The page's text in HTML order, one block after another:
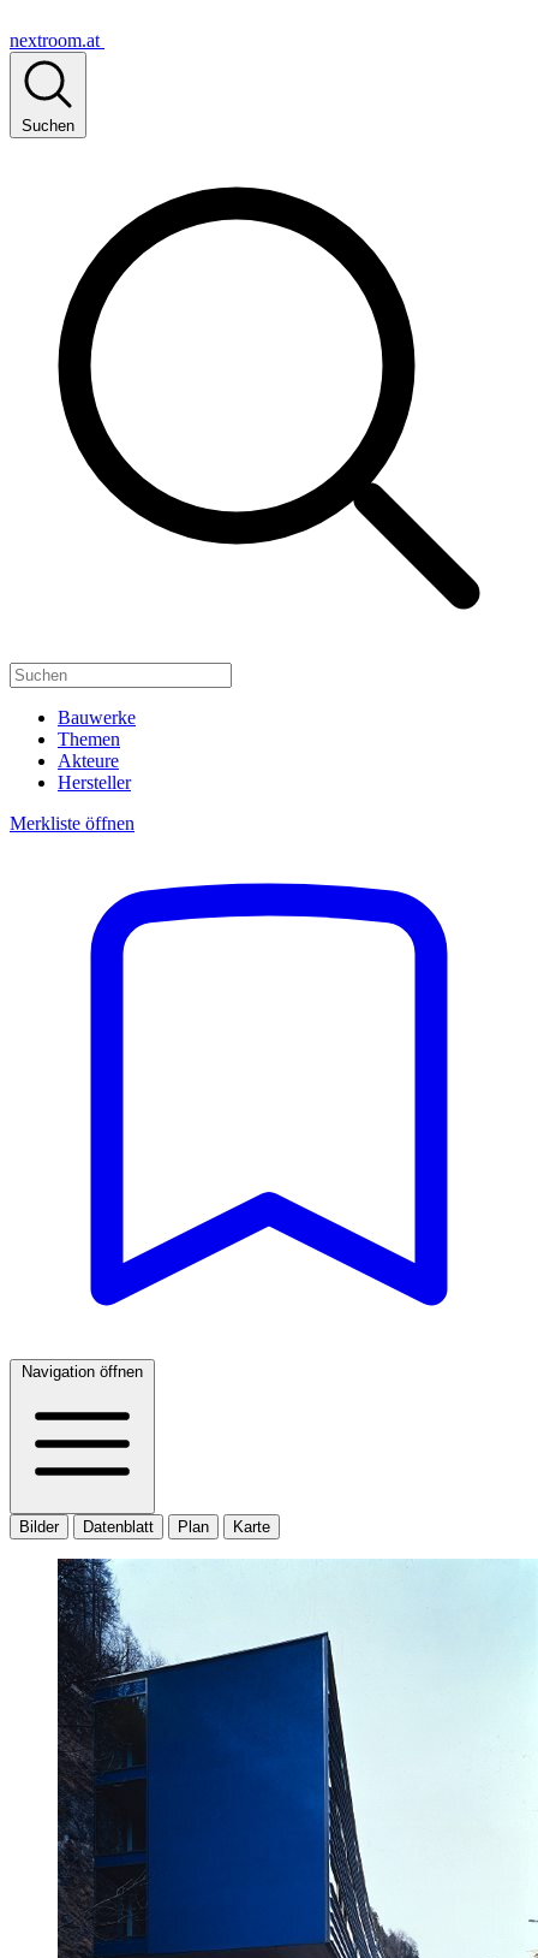
nextroom.at
Suchen
Bauwerke
Themen
Akteure
Hersteller
Merkliste öffnen
Navigation öffnen
Bilder Datenblatt Plan Karte